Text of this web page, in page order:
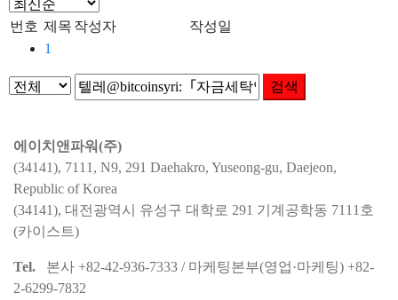
번호 제목 작성자
작성일
1
검색
에이치앤파워(주)
(34141), 7111, N9, 291 Daehakro, Yuseong-gu, Daejeon,
Republic of Korea
(34141), 대전광역시 유성구 대학로 291 기계공학동 7111호
(카이스트)
Tel. 본사 +82-42-936-7333 / 마케팅본부(영업·마케팅) +82-
2-6299-7832